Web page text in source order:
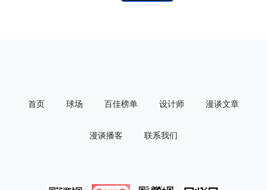
首页 球场 百佳榜单 设计师 漫谈文章
漫谈播客 联系我们